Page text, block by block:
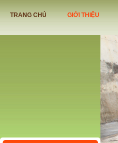
TRANG CHỦ GIỚI THIỆU